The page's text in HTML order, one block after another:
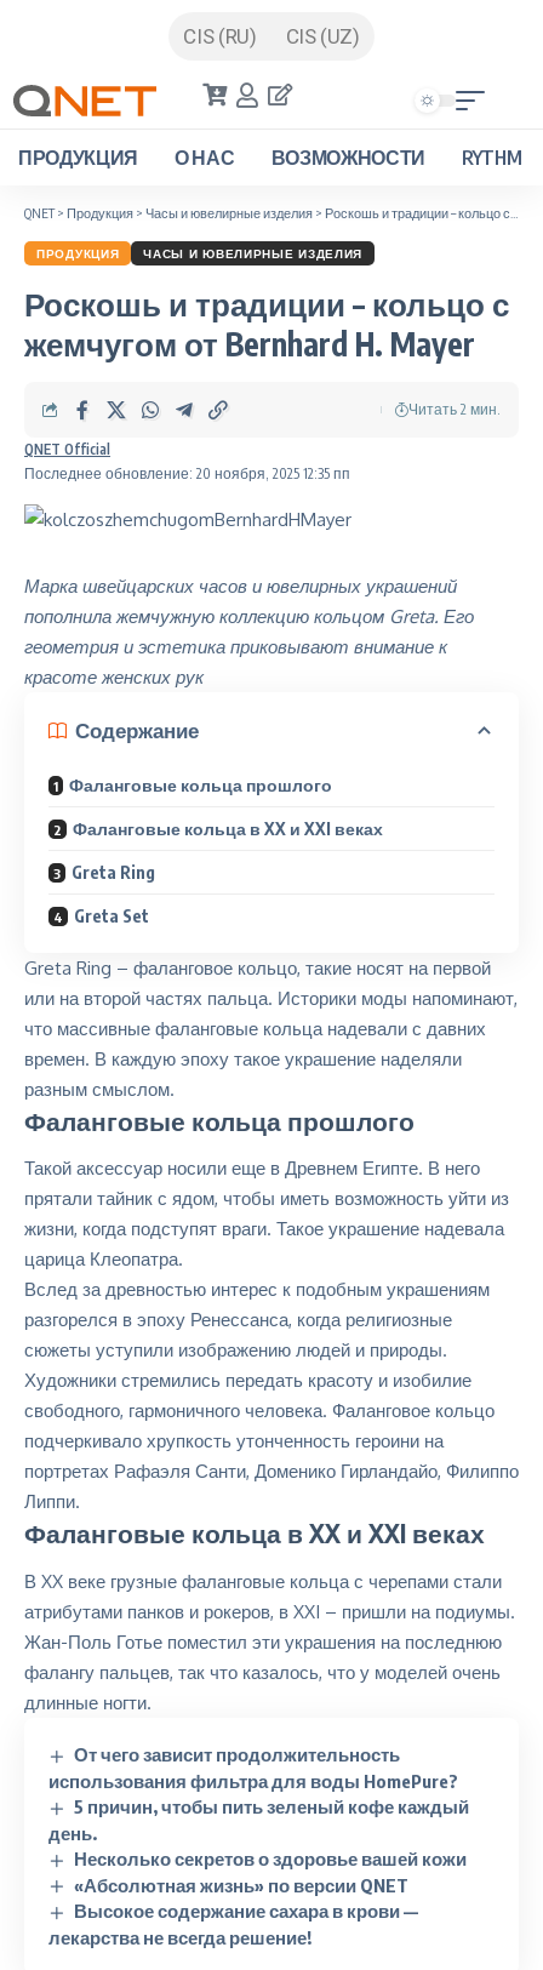
CIS (RU) CIS (UZ)
ПРОДУКЦИЯ О НАС ВОЗМОЖНОСТИ RYTHM
QNET> Продукция > Часы и ювелирные изделия > Роскошь и традиции – кольцо с жемчугом от Bernhard H. Mayer
ПРОДУКЦИЯ ЧАСЫ И ЮВЕЛИРНЫЕ ИЗДЕЛИЯ
Роскошь и традиции – кольцо с
жемчугом от Bernhard H. Mayer
Последнее обновление: 20 ноября, 2025 12:35 пп
QNET Official
Читать 2 мин.
Марка швейцарских часов и ювелирных украшений
пополнила жемчужную коллекцию кольцом Greta. Его
геометрия и эстетика приковывают внимание к
красоте женских рук
Содержание
Фаланговые кольца прошлого
Фаланговые кольца в XX и XXI веках
Greta Ring
Greta Set
Greta Ring – фаланговое кольцо, такие носят на первой
или на второй частях пальца. Историки моды напоминают,
что массивные фаланговые кольца надевали с давних
времен. В каждую эпоху такое украшение наделяли
разным смыслом.
Фаланговые кольца прошлого
Такой аксессуар носили еще в Древнем Египте. В него
прятали тайник с ядом, чтобы иметь возможность уйти из
жизни, когда подступят враги. Такое украшение надевала
царица Клеопатра.
Вслед за древностью интерес к подобным украшениям
разгорелся в эпоху Ренессанса, когда религиозные
сюжеты уступили изображению людей и природы.
Художники стремились передать красоту и изобилие
свободного, гармоничного человека. Фаланговое кольцо
подчеркивало хрупкость утонченность героини на
портретах Рафаэля Санти, Доменико Гирландайо, Филиппо
Липпи.
Фаланговые кольца в XX и XXI веках
В XX веке грузные фаланговые кольца с черепами стали
атрибутами панков и рокеров, в XXI – пришли на подиумы.
Жан-Поль Готье поместил эти украшения на последнюю
фалангу пальцев, так что казалось, что у моделей очень
длинные ногти.
От чего зависит продолжительность
использования фильтра для воды HomePure?
5 причин, чтобы пить зеленый кофе каждый
день.
Несколько секретов о здоровье вашей кожи
«Абсолютная жизнь» по версии QNET
Высокое содержание сахара в крови —
лекарства не всегда решение!